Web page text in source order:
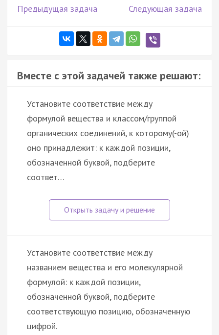
Предыдущая задача Следующая задача
Вместе с этой задачей также решают:
Установите соответствие между
формулой вещества и классом/группой
органических соединений, к которому(-ой)
оно принадлежит: к каждой позиции,
обозначенной буквой, подберите
соответ…
Установите соответствие между
названием вещества и его молекулярной
формулой: к каждой позиции,
обозначенной буквой, подберите
соответствующую позицию, обозначенную
цифрой.